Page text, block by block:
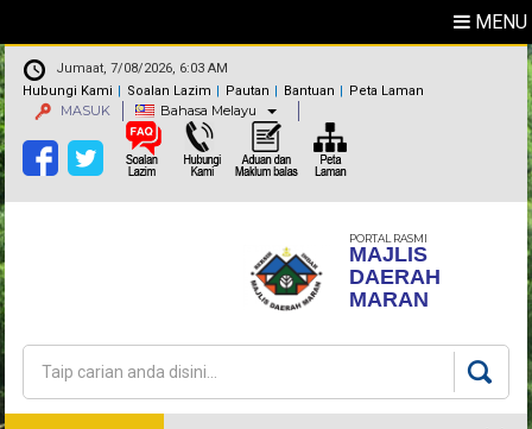
MENU
Jumaat, 7/08/2026, 6:03 AM
Hubungi Kami
Soalan Lazim Pautan Bantuan Peta Laman
MASUK Bahasa Melayu
PORTAL RASMI
MAJLIS
DAERAH
MARAN
Borang carian
Carian